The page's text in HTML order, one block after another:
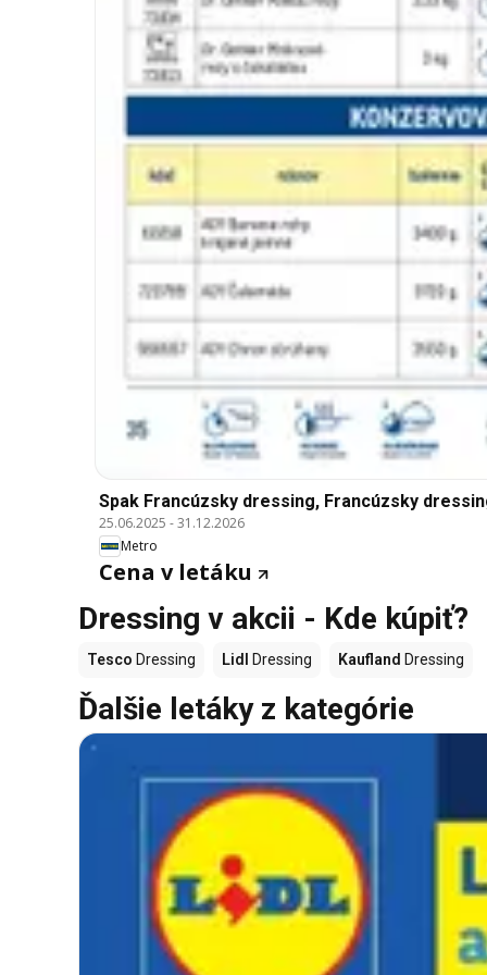
Spak Francúzsky dressing, Francúzsky
25.06.2025 -31.12.2026
Metro
Cena v letáku
Dressing v akcii - Kde kúpiť?
Tesco Dressing Lidl Dressing Kaufland Dressing
Ďalšie letáky z kategórie